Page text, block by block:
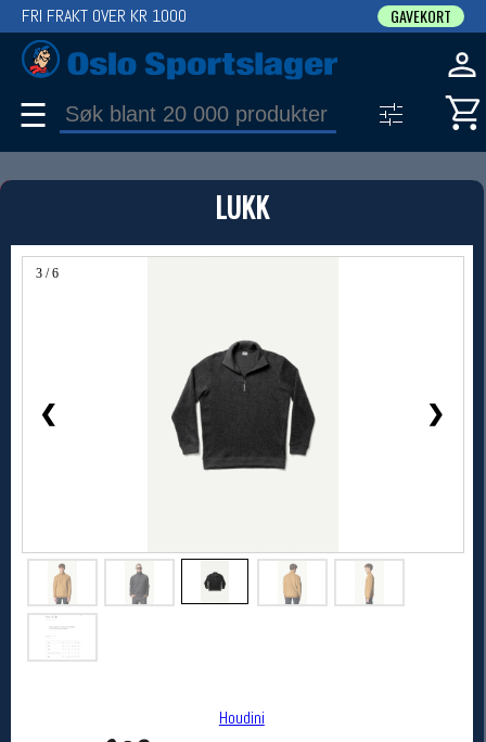
LUKK
3 / 6
❮ ❯
Houdini
FRI FRAKT OVER KR 1000 GAVEKORT
☰
PRODUKT
Produkter (1)
Bruk filter til å spisse søket